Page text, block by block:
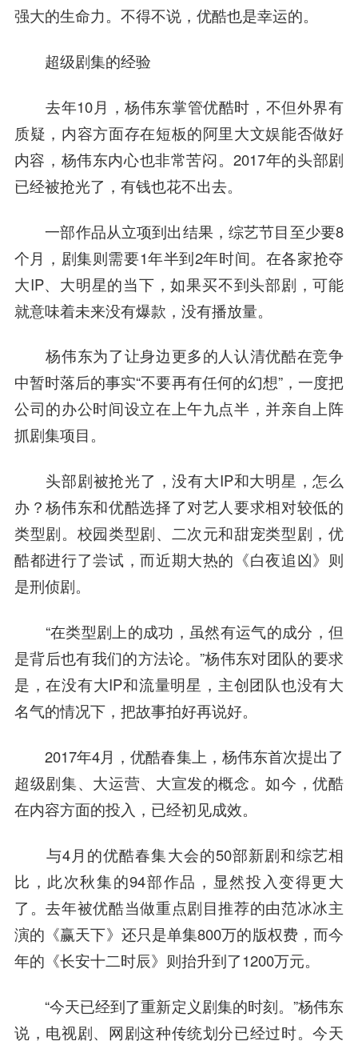
强大的生命力。不得不说，优酷也是幸运的。
超级剧集的经验
去年10月，杨伟东掌管优酷时，不但外界有
质疑，内容方面存在短板的阿里大文娱能否做好
内容，杨伟东内心也非常苦闷。2017年的头部剧
已经被抢光了，有钱也花不出去。
一部作品从立项到出结果，综艺节目至少要8
个月，剧集则需要1年半到2年时间。在各家抢夺
大IP、大明星的当下，如果买不到头部剧，可能
就意味着未来没有爆款，没有播放量。
杨伟东为了让身边更多的人认清优酷在竞争
中暂时落后的事实“不要再有任何的幻想”，一度把
公司的办公时间设立在上午九点半，并亲自上阵
抓剧集项目。
头部剧被抢光了，没有大IP和大明星，怎么
办？杨伟东和优酷选择了对艺人要求相对较低的
类型剧。校园类型剧、二次元和甜宠类型剧，优
酷都进行了尝试，而近期大热的《白夜追凶》则
是刑侦剧。
“在类型剧上的成功，虽然有运气的成分，但
是背后也有我们的方法论。”杨伟东对团队的要求
是，在没有大IP和流量明星，主创团队也没有大
名气的情况下，把故事拍好再说好。
2017年4月，优酷春集上，杨伟东首次提出了
超级剧集、大运营、大宣发的概念。如今，优酷
在内容方面的投入，已经初见成效。
与4月的优酷春集大会的50部新剧和综艺相
比，此次秋集的94部作品，显然投入变得更大
了。去年被优酷当做重点剧目推荐的由范冰冰主
演的《赢天下》还只是单集800万的版权费，而今
年的《长安十二时辰》则抬升到了1200万元。
“今天已经到了重新定义剧集的时刻。”杨伟东
说，电视剧、网剧这种传统划分已经过时。今天